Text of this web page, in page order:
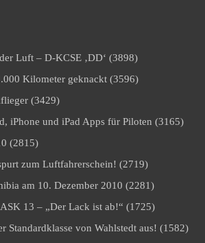
Luft – D-KCSE ‚DD‘ (3898)
Kilometer geknackt (3596)
(3429)
iPhone und iPad Apps für Piloten (3165)
(2815)
zum Luftfahrerschein! (2719)
am 10. Dezember 2010 (2281)
13 – „Der Lack ist ab!“ (1725)
Standardklasse von Wahlstedt aus! (1582)